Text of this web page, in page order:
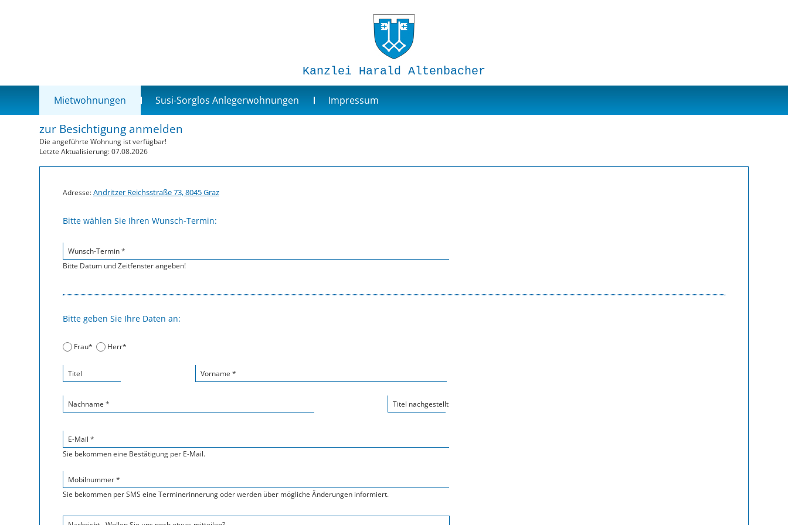
Kanzlei Harald Altenbacher
Mietwohnungen Susi-Sorglos Anlegerwohnungen Impressum
zur Besichtigung anmelden
Die angeführte Wohnung ist verfügbar!
Letzte Aktualisierung: 07.08.2026
Adresse:Andritzer Reichsstraße 73, 8045 Graz
Bitte wählen Sie Ihren Wunsch-Termin:
Wunsch-Termin *
Bitte Datum und Zeitfenster angeben!
Bitte geben Sie Ihre Daten an:
Frau* Herr*
Titel Vorname *
Nachname * Titel nachgestellt
E-Mail *
Sie bekommen eine Bestätigung per E-Mail.
Mobilnummer *
Sie bekommen per SMS eine Terminerinnerung oder werden über mögliche Änderungen informiert.